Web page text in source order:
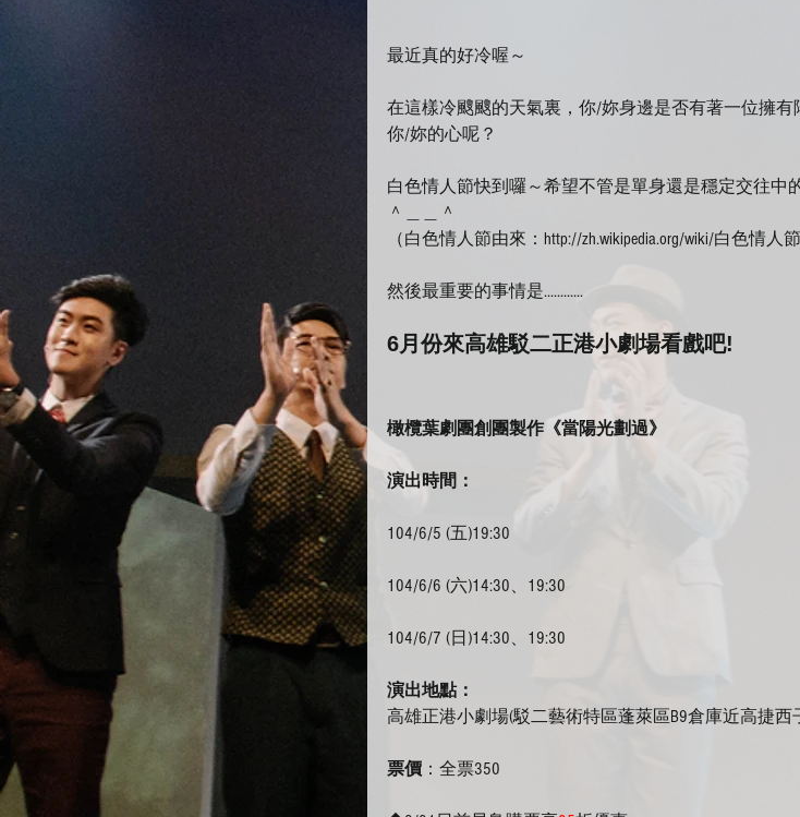
最近真的好冷喔～
在這樣冷颼颼的天氣裏，你/妳身邊是否有著一位擁
你/妳的心呢？
白色情人節快到囉～希望不管是單身還是穩定交往中
＾＿＿＾
（白色情人節由來：http://zh.wikipedia.org/wiki/白色情人節
然後最重要的事情是............
6月份來高雄駁二正港小劇場看戲吧!
橄欖葉劇團創團製作《當陽光劃過》
演出時間：
104/6/5 (五)19:30
104/6/6 (六)14:30、19:30
104/6/7 (日)14:30、19:30
演出地點：
高雄正港小劇場(駁二藝術特區蓬萊區B9倉庫近高捷西
票價 ：全票350